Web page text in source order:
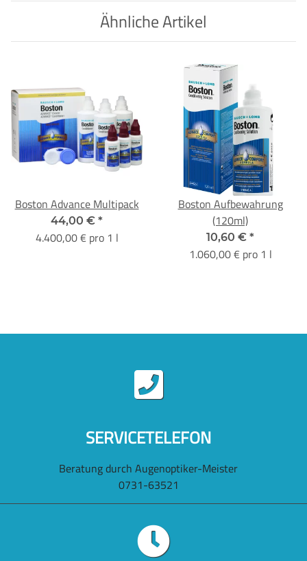
Ähnliche Artikel
Boston Advance Multipack
44,00 € *
4.400,00 € pro 1 l
Boston Aufbewahrung
(120ml)
10,60 € *
1.060,00 € pro 1 l
SERVICETELEFON
Beratung durch Augenoptiker-Meister
0731-63521